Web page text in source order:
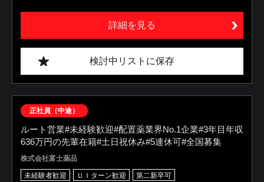
詳細を見る
検討中リストに保存
正社員（中途）
ルート営業#未経験歓迎#配置薬業界No.1企業#3年目年収
636万円の先輩在籍#土日祝休み#5連休可#全国募集
株式会社富士薬品
未経験者歓迎 ＵＩターン歓迎 第二新卒可